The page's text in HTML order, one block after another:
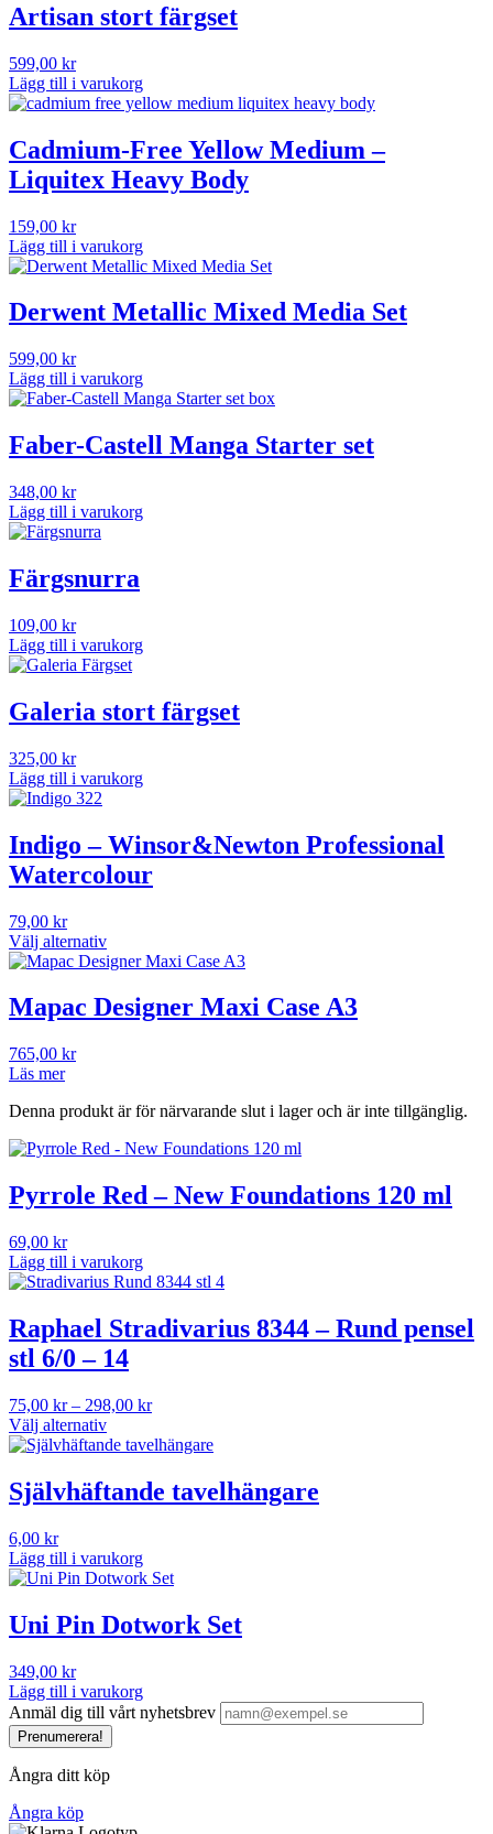
Artisan stort färgset
599,00 kr
Lägg till i varukorg
Cadmium-Free Yellow Medium –
Liquitex Heavy Body
159,00 kr
Lägg till i varukorg
Derwent Metallic Mixed Media Set
599,00 kr
Lägg till i varukorg
Faber-Castell Manga Starter set
348,00 kr
Lägg till i varukorg
Färgsnurra
109,00 kr
Lägg till i varukorg
Galeria stort färgset
325,00 kr
Lägg till i varukorg
Indigo – Winsor&Newton Professional
Watercolour
79,00 kr
Välj alternativ
Den
produkten
har
varianter.
De
alternativen
kan
väljas
produktsidan
Mapac Designer Maxi Case A3
765,00 kr
Läs mer
Denna produkt är för närvarande slut i lager och är inte tillgänglig.
Pyrrole Red – New Foundations 120 ml
69,00 kr
Lägg till i varukorg
Raphael Stradivarius 8344 – Rund pensel
stl 6/0 – 14
75,00 kr – 298,00 krPrisintervall:
till
Välj alternativ
Den
produkten
har
varianter.
De
olika
kan
väljas
på
produktsidan
Självhäftande tavelhängare
6,00 kr
Lägg till i varukorg
Uni Pin Dotwork Set
349,00 kr
Lägg till i varukorg
Anmäl dig till vårt nyhetsbrev
Prenumerera!
Ångra ditt köp
Ångra köp